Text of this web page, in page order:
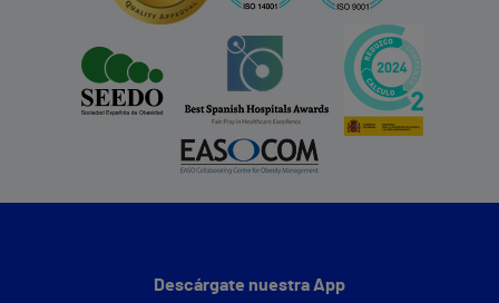
Descárgate nuestra App